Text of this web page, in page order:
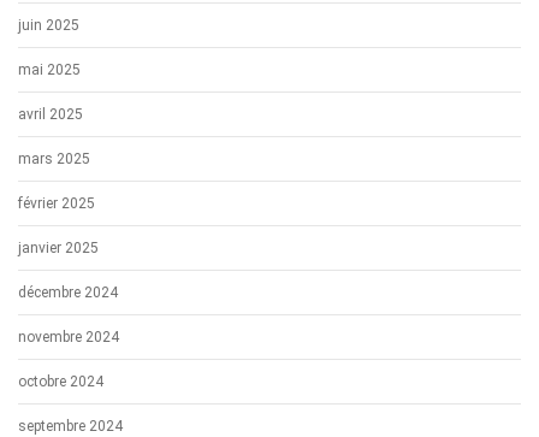
juin 2025
mai 2025
avril 2025
mars 2025
février 2025
janvier 2025
décembre 2024
novembre 2024
octobre 2024
septembre 2024